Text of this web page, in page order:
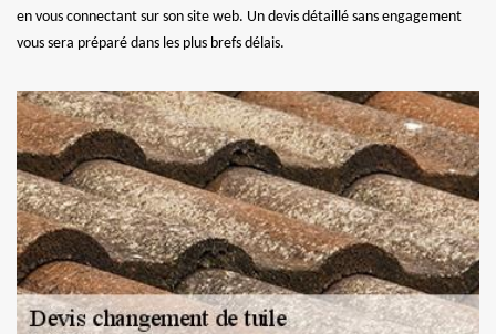
en vous connectant sur son site web. Un devis détaillé sans engagement
vous sera préparé dans les plus brefs délais.